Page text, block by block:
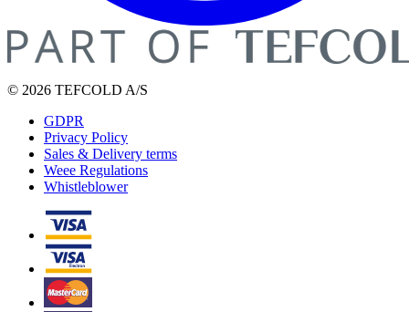
© 2026 TEFCOLD A/S
GDPR
Privacy Policy
Sales & Delivery terms
Weee Regulations
Whistleblower